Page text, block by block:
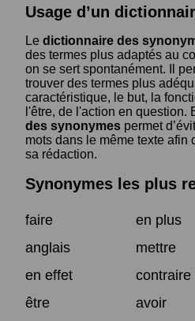
Usage d’un
Le dictionnaire des
des termes plus adaptés au
on se sert spontanément. Il
trouver des termes plus
caractéristique, le but, la
l'être, de l'action en question.
des synonymes permet
mots dans le même texte afin
sa rédaction.
Synonymes les plus
faire
en plus
anglais
mettre
en effet
contraire
être
avoir